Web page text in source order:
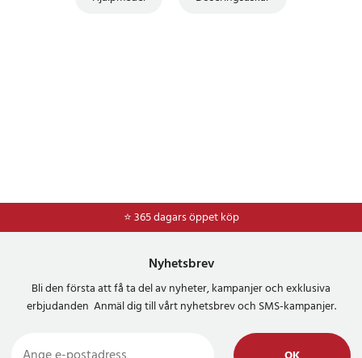
⭐ 365 dagars öppet köp
Nyhetsbrev
Bli den första att få ta del av nyheter, kampanjer och exklusiva
erbjudanden Anmäl dig till vårt nyhetsbrev och SMS-kampanjer.